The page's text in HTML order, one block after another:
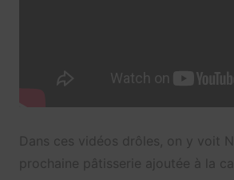
Dans ces vidéos drôles, on y voit
prochaine pâtisserie ajoutée à la